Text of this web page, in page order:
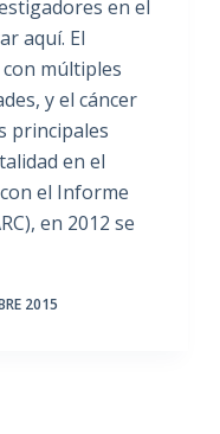
en el
aquí. El
múltiples
y el cáncer
principales
en el
el Informe
en 2012 se
2015